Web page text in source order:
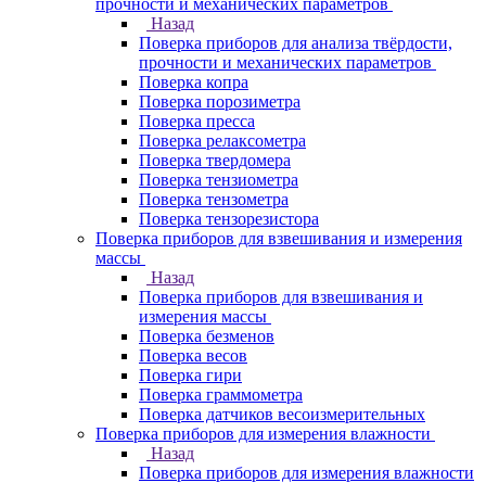
прочности и механических параметров
Назад
Поверка приборов для анализа твёрдости,
прочности и механических параметров
Поверка копра
Поверка порозиметра
Поверка пресса
Поверка релаксометра
Поверка твердомера
Поверка тензиометра
Поверка тензометра
Поверка тензорезистора
Поверка приборов для взвешивания и измерения
массы
Назад
Поверка приборов для взвешивания и
измерения массы
Поверка безменов
Поверка весов
Поверка гири
Поверка граммометра
Поверка датчиков весоизмерительных
Поверка приборов для измерения влажности
Назад
Поверка приборов для измерения влажности